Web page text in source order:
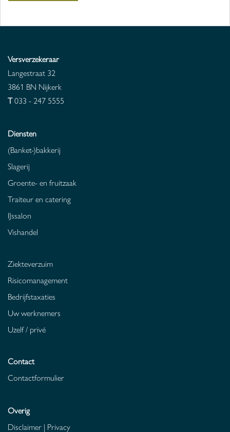
Versverzekeraar
Langestraat 32
3861 BN Nijkerk
T033 - 247 5555
Diensten
(Banket-)bakkerij
Slagerij
Groente- en fruitzaak
Traiteur en catering
IJssalon
Vishandel
Ziekteverzuim
Risicomanagement
Bedrijfstaxaties
Uw werknemers
Uzelf / privé
Contact
Contactformulier
Overig
Disclaimer | Privacy